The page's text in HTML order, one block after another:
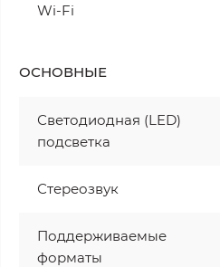
Wi-Fi
ОСНОВНЫЕ
Светодиодная (LED)
подсветка
Стереозвук
Поддерживаемые
форматы